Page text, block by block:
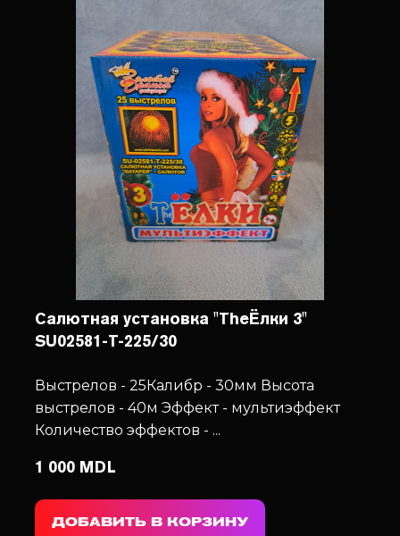
Салютная установка "TheЁлки 3"
SU02581-T-225/30
Выстрелов - 25Калибр - 30мм Высота
выстрелов - 40м Эффект - мультиэффект
Количество эффектов - ...
1 000 MDL
ДОБАВИТЬ В КОРЗИНУ